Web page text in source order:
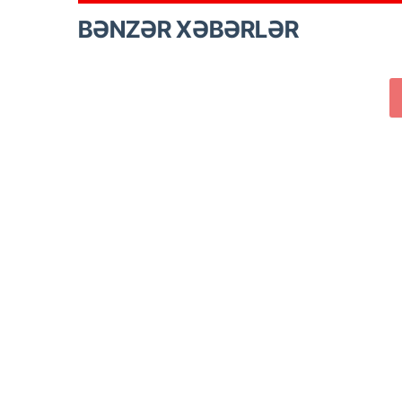
BƏNZƏR XƏBƏRLƏR